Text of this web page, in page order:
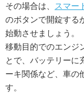
その場合は、 スマー
のボタンで開錠する
始動させましょう。
移動目的でのエンジ
とで、バッテリーに
ーキ関係など、車の
す。